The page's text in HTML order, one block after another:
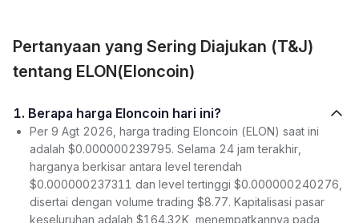
Pertanyaan yang Sering Diajukan (T&J)
tentang ELON(Eloncoin)
1. Berapa harga Eloncoin hari ini?
Per 9 Agt 2026, harga trading Eloncoin (ELON) saat ini
adalah $0.000000239795. Selama 24 jam terakhir,
harganya berkisar antara level terendah
$0.000000237311 dan level tertinggi $0.000000240276,
disertai dengan volume trading $8.77. Kapitalisasi pasar
keseluruhan adalah $164.32K, menempatkannya pada